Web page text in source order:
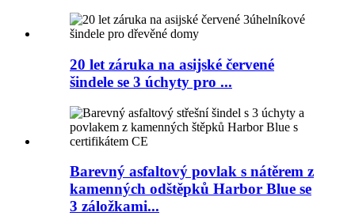
20 let záruka na asijské červené
šindele se 3 úchyty pro ...
Barevný asfaltový povlak s nátěrem z
kamenných odštěpků Harbor Blue se
3 záložkami...